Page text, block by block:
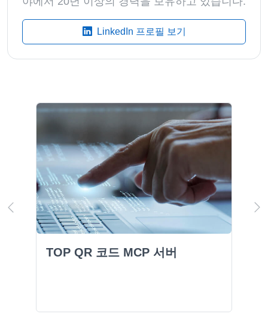
LinkedIn 프로필 보기
TOP QR 코드 MCP 서버